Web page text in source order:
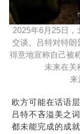
2025年6月25日，
交谈。吕特对特朗
得意地宣称自己被
未来在关
来
欧方可能在话语
吕特不吝溢美之
都未能完成的成